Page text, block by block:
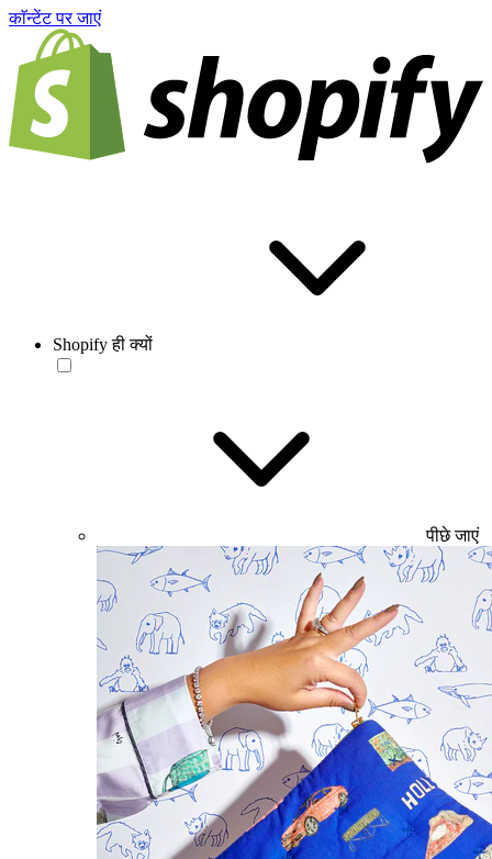
काॅन्टेंट पर जाएं
Shopify ही क्यों
पीछे जाएं